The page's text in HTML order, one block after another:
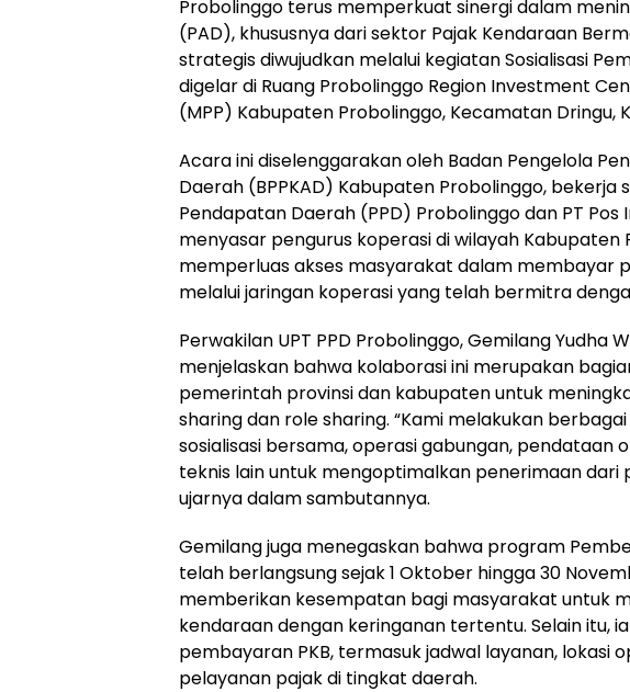
Probolinggo terus memperkuat sinergi dalam
(PAD), khususnya dari sektor Pajak Kendaraan
strategis diwujudkan melalui kegiatan Sosialisasi
digelar di Ruang Probolinggo Region Investment
(MPP) Kabupaten Probolinggo, Kecamatan Dringu,
Acara ini diselenggarakan oleh Badan Pengelola
Daerah (BPPKAD) Kabupaten Probolinggo, bekerja
Pendapatan Daerah (PPD) Probolinggo dan PT
menyasar pengurus koperasi di wilayah Kabupaten
memperluas akses masyarakat dalam membayar
melalui jaringan koperasi yang telah bermitra
Perwakilan UPT PPD Probolinggo, Gemilang Yudha
menjelaskan bahwa kolaborasi ini merupakan
pemerintah provinsi dan kabupaten untuk
sharing dan role sharing. “Kami melakukan
sosialisasi bersama, operasi gabungan, pendataan
teknis lain untuk mengoptimalkan penerimaan dari
ujarnya dalam sambutannya.
Gemilang juga menegaskan bahwa program
telah berlangsung sejak 1 Oktober hingga 30
memberikan kesempatan bagi masyarakat untuk
kendaraan dengan keringanan tertentu. Selain itu,
pembayaran PKB, termasuk jadwal layanan, lokasi
pelayanan pajak di tingkat daerah.